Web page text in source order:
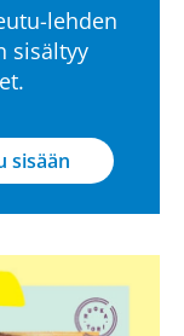
lehden
sisältyy
sisään